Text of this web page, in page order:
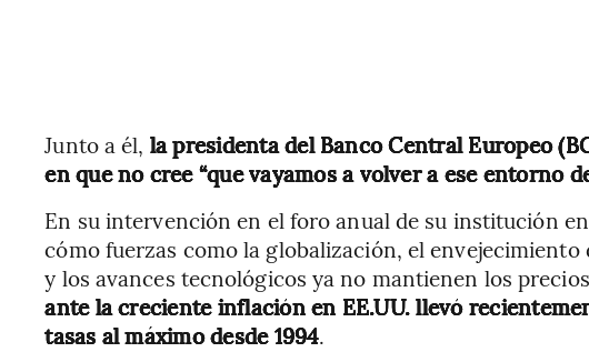
Junto a él, la presidenta del Banco Central Europeo
en que no cree “que vayamos a volver a ese entorno
En su intervención en el foro anual de su institución
cómo fuerzas como la globalización, el
y los avances tecnológicos ya no mantienen los
ante la creciente inflación en EE.UU. llevó
tasas al máximo desde 1994.